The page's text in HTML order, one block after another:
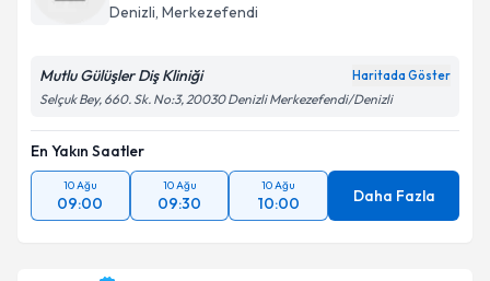
Denizli, Merkezefendi
Mutlu Gülüşler Diş Kliniği Haritada Göster
Selçuk Bey, 660. Sk. No:3, 20030 Denizli Merkezefendi/Denizli
En Yakın Saatler
10 Ağu
09:00
10 Ağu
09:30
10 Ağu
10:00 Daha Fazla